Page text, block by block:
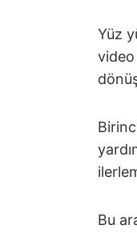
Yüz
video
Bu